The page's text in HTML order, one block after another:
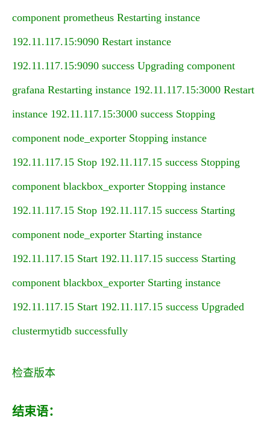
component prometheus Restarting instance
192.11.117.15:9090 Restart instance
192.11.117.15:9090 success Upgrading component
grafana Restarting instance 192.11.117.15:3000 Restart
instance 192.11.117.15:3000 success Stopping
component node_exporter Stopping instance
192.11.117.15 Stop 192.11.117.15 success Stopping
component blackbox_exporter Stopping instance
192.11.117.15 Stop 192.11.117.15 success Starting
component node_exporter Starting instance
192.11.117.15 Start 192.11.117.15 success Starting
component blackbox_exporter Starting instance
192.11.117.15 Start 192.11.117.15 success Upgraded
clustermytidb successfully
检查版本
结束语：